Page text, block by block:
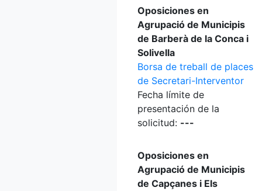
Oposiciones en
Agrupació de Municipis
de Barberà de la Conca i
Solivella
Borsa de treball de places
de Secretari-Interventor
Fecha límite de
presentación de la
solicitud: ---
Oposiciones en
Agrupació de Municipis
de Capçanes i Els